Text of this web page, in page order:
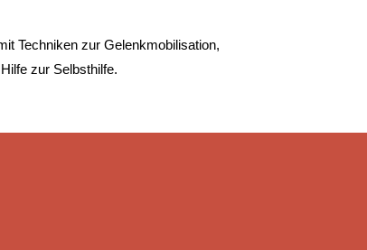
Techniken zur Gelenkmobilisation,
zur Selbsthilfe.